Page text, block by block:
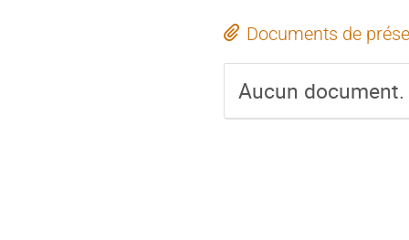
Documents de
Aucun document.